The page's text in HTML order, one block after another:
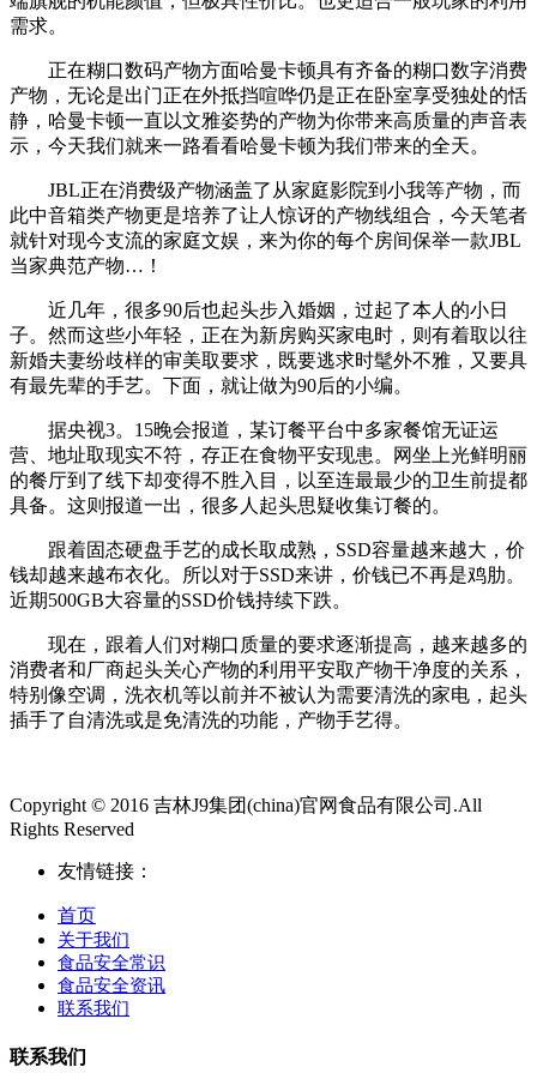
需求。
正在糊口数码产物方面哈曼卡顿具有齐备的糊口数字消费
产物，无论是出门正在外抵挡喧哗仍是正在卧室享受独处的恬
静，哈曼卡顿一直以文雅姿势的产物为你带来高质量的声音表
示，今天我们就来一路看看哈曼卡顿为我们带来的全天。
JBL正在消费级产物涵盖了从家庭影院到小我等产物，而
此中音箱类产物更是培养了让人惊讶的产物线组合，今天笔者
就针对现今支流的家庭文娱，来为你的每个房间保举一款JBL
当家典范产物…！
近几年，很多90后也起头步入婚姻，过起了本人的小日
子。然而这些小年轻，正在为新房购买家电时，则有着取以往
新婚夫妻纷歧样的审美取要求，既要逃求时髦外不雅，又要具
有最先辈的手艺。下面，就让做为90后的小编。
据央视3。15晚会报道，某订餐平台中多家餐馆无证运
营、地址取现实不符，存正在食物平安现患。网坐上光鲜明丽
的餐厅到了线下却变得不胜入目，以至连最最少的卫生前提都
具备。这则报道一出，很多人起头思疑收集订餐的。
跟着固态硬盘手艺的成长取成熟，SSD容量越来越大，价
钱却越来越布衣化。所以对于SSD来讲，价钱已不再是鸡肋。
近期500GB大容量的SSD价钱持续下跌。
现在，跟着人们对糊口质量的要求逐渐提高，越来越多的
消费者和厂商起头关心产物的利用平安取产物干净度的关系，
特别像空调，洗衣机等以前并不被认为需要清洗的家电，起头
插手了自清洗或是免清洗的功能，产物手艺得。
Copyright © 2016 吉林J9集团(china)官网食品有限公司.All
Rights Reserved
友情链接：
首页
关于我们
食品安全常识
食品安全资讯
联系我们
联系我们